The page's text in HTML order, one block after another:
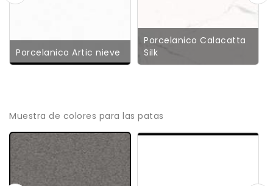
Porcelanico Artic nieve
Porcelanico Calacatta
Silk
Muestra de colores para las patas